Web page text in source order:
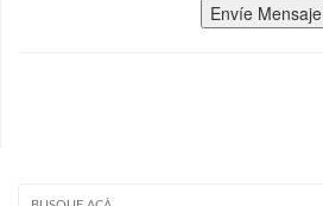
Envíe Mensaje